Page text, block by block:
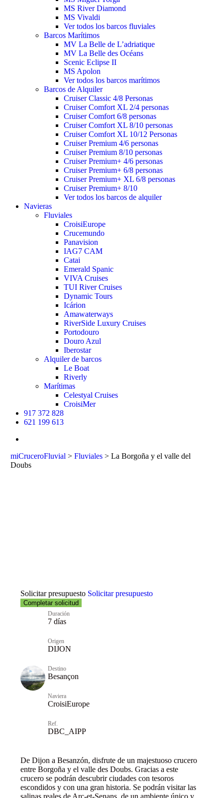
MS River Diamond
MS Vivaldi
Ver todos los barcos fluviales
Barcos Marítimos
MV La Belle de L’adriatique
MV La Belle des Océans
Scenic Eclipse II
MS Apolon
Ver todos los barcos marítimos
Barcos de Alquiler
Cruiser Classic 4/8 Personas
Cruiser Comfort XL 2/4 personas
Cruiser Comfort 6/8 personas
Cruiser Comfort XL 8/10 personas
Cruiser Comfort XL 10/12 Personas
Cruiser Premium 4/6 personas
Cruiser Premium 8/10 personas
Cruiser Premium+ 4/6 personas
Cruiser Premium+ 6/8 personas
Cruiser Premium+ XL 6/8 personas
Cruiser Premium+ 8/10
Ver todos los barcos de alquiler
Navieras
Fluviales
CroisiEurope
Crucemundo
Panavision
IAG7 CAM
Catai
Emerald Spanic
VIVA Cruises
TUI River Cruises
Dynamic Tours
Icárion
Amawaterways
RiverSide Luxury Cruises
Portodouro
Douro Azul
Iberostar
Alquiler de barcos
Le Boat
Riverly
Marítimas
Celestyal Cruises
CroisiMer
917 372 828
621 199 613
miCruceroFluvial >Fluviales >La Borgoña y el valle del
Doubs
Solicitar presupuesto Solicitar presupuesto
Completar solicitud
Duración
7 días
Origen
DIJON
Destino
Besançon
Naviera
CroisiEurope
Ref.
DBC_AIPP
De Dijon a Besanzón, disfrute de un majestuoso crucero
entre Borgoña y el valle des Doubs. Gracias a este
crucero se podrán descubrir ciudades con tesoros
escondidos y con una gran historia. Se podrán visitar las